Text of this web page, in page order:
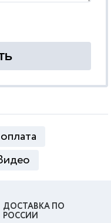
ДОСТАВКА ПО
РОССИИ